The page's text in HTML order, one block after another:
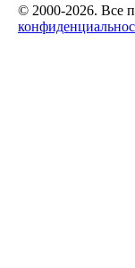
© 2000-2026. Все